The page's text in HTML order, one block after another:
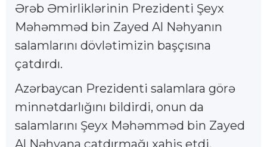
Ərəb Əmirliklərinin Prezidenti Şeyx
Məhəmməd bin Zayed Al Nəhyanın
salamlarını dövlətimizin başçısına
çatdırdı.
Azərbaycan Prezidenti salamlara görə
minnətdarlığını bildirdi, onun da
salamlarını Şeyx Məhəmməd bin Zayed
Al Nəhyana çatdırmağı xahiş etdi.